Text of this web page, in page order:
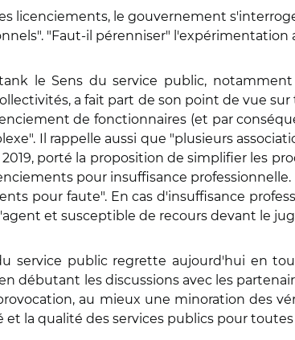
licenciements, le gouvernement
"Faut-il pérenniser" l'expérimentation
le Sens du service public,
a fait part de son point de vue
de fonctionnaires (et par
Il rappelle aussi que "plusieurs
porté la proposition de simplifier les
pour insuffisance
pour faute". En cas d'insuffisance
et susceptible de recours devant le
service public regrette aujourd'hui en
débutant les discussions avec les
au mieux une minoration des
la qualité des services publics pour